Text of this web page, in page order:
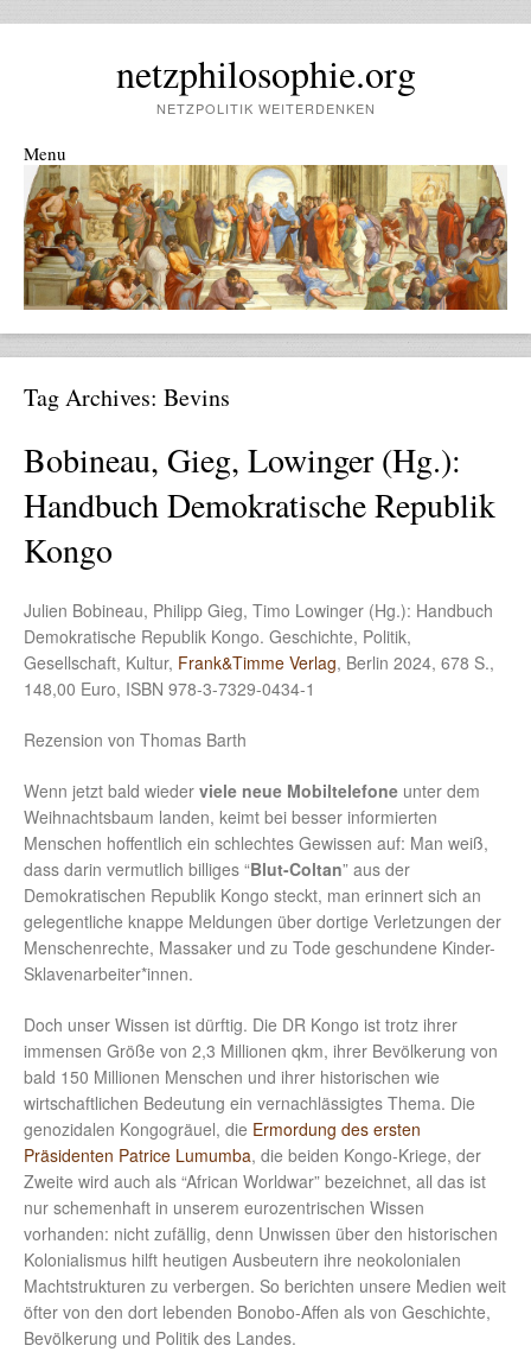
netzphilosophie.org
NETZPOLITIK WEITERDENKEN
Menu
Skip to content
Tag Archives: Bevins
Bobineau, Gieg, Lowinger (Hg.):
Handbuch Demokratische Republik
Kongo
Julien Bobineau, Philipp Gieg, Timo Lowinger (Hg.): Handbuch
Demokratische Republik Kongo. Geschichte, Politik,
Gesellschaft, Kultur, Frank&Timme Verlag, Berlin 2024, 678 S.,
148,00 Euro, ISBN 978-3-7329-0434-1
Rezension von Thomas Barth
Wenn jetzt bald wieder viele neue Mobiltelefone unter dem
Weihnachtsbaum landen, keimt bei besser informierten
Menschen hoffentlich ein schlechtes Gewissen auf: Man weiß,
dass darin vermutlich billiges “Blut-Coltan” aus der
Demokratischen Republik Kongo steckt, man erinnert sich an
gelegentliche knappe Meldungen über dortige Verletzungen der
Menschenrechte, Massaker und zu Tode geschundene Kinder-
Sklavenarbeiter*innen.
Doch unser Wissen ist dürftig. Die DR Kongo ist trotz ihrer
immensen Größe von 2,3 Millionen qkm, ihrer Bevölkerung von
bald 150 Millionen Menschen und ihrer historischen wie
wirtschaftlichen Bedeutung ein vernachlässigtes Thema. Die
genozidalen Kongogräuel, die Ermordung des ersten
Präsidenten Patrice Lumumba, die beiden Kongo-Kriege, der
Zweite wird auch als “African Worldwar” bezeichnet, all das ist
nur schemenhaft in unserem eurozentrischen Wissen
vorhanden: nicht zufällig, denn Unwissen über den historischen
Kolonialismus hilft heutigen Ausbeutern ihre neokolonialen
Machtstrukturen zu verbergen. So berichten unsere Medien weit
öfter von den dort lebenden Bonobo-Affen als von Geschichte,
Bevölkerung und Politik des Landes.